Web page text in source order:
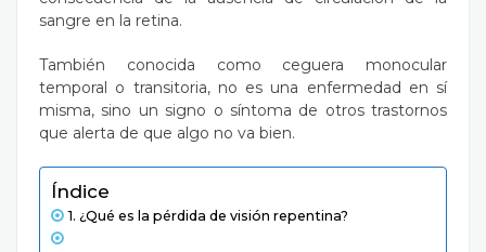
sangre en la retina.
También conocida como ceguera monocular
temporal o transitoria, no es una enfermedad en sí
misma, sino un signo o síntoma de otros trastornos
que alerta de que algo no va bien.
Índice
¿Qué es la pérdida de visión repentina?